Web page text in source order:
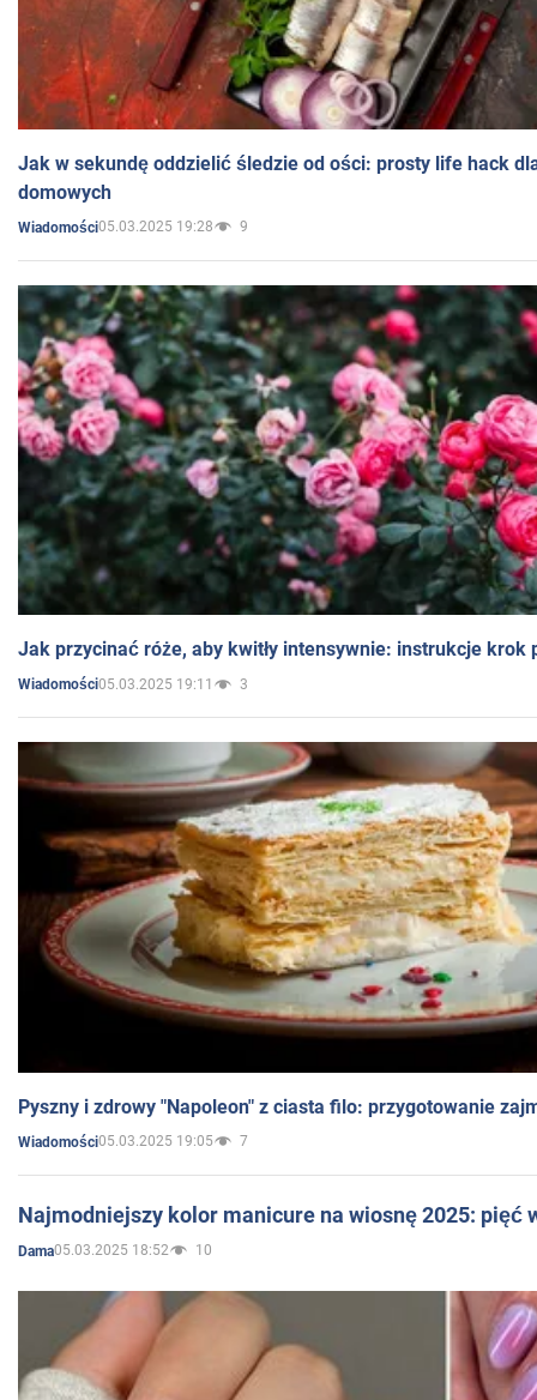
Jak w sekundę oddzielić śledzie od ości: prosty life hack
domowych
Wiadomości05.03.2025 19:28 9
Jak przycinać róże, aby kwitły intensywnie: instrukcje krok
Wiadomości05.03.2025 19:11 3
Pyszny i zdrowy "Napoleon" z ciasta filo: przygotowanie
Wiadomości05.03.2025 19:05 7
Najmodniejszy kolor manicure na wiosnę 2025: pięć
Dama05.03.2025 18:52 10